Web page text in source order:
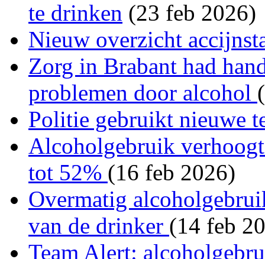
te drinken (23 feb 2026)
Nieuw overzicht
Zorg in Brabant had
problemen door alcohol
Politie gebruikt nieuwe
Alcoholgebruik
tot 52% (16 feb 2026)
Overmatig
van de drinker (14 feb
Team Alert: